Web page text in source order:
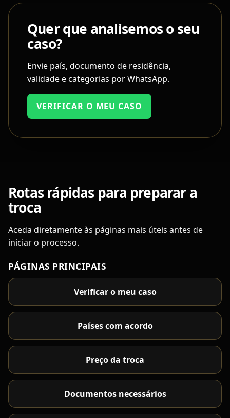
Quer que analisemos o seu
caso?
Envie país, documento de residência,
validade e categorias por WhatsApp.
VERIFICAR O MEU CASO
Rotas rápidas para preparar a
troca
Aceda diretamente às páginas mais úteis antes de
iniciar o processo.
PÁGINAS PRINCIPAIS
Verificar o meu caso
Países com acordo
Preço da troca
Documentos necessários